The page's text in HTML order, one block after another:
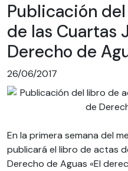
Publicación
de las Cuartas
Derecho de
26/06/2017
En la primera semana del
publicará el libro de actas
Derecho de Aguas «El